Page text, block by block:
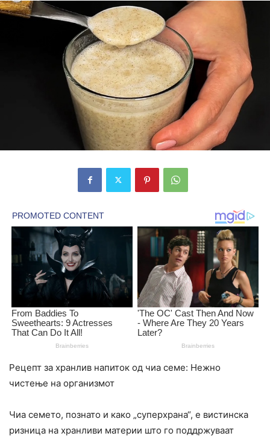
Рецепт за хранлив напиток од чиа семе: Нежно
чистење на организмот
Чиа семето, познато и како „суперхрана“, е вистинска
ризница на хранливи материи што го поддржуваат